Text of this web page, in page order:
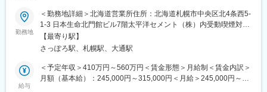
だきます。
▽独り立ち
徐々にお客様を引継ぎ、最終的には10～20社程をご担当いただき
ます。
※直行直帰での訪問が多く、日によっては15時頃に退勤すること
もございます。
■業務概要：
生コン製造工場を訪問し、コンクリートの性能を高める混和剤な
どの提案、品質チェックを行います。お客様が抱える課題や悩み
に対する製品提案や現場での技術サポートを通じて、製造を下支
えするポジションです。
■業務詳細：
勤務地
＜勤務地詳細＞北海道営業所住所：北海道札幌市中央区北4条西5-
1-3 日本生命北門館ビル7階太平洋セメント（株）内受動喫煙対
策：屋内全面禁煙変更の範囲：会社の定める事業所
【最寄り駅】
さっぽろ駅、札幌駅、大通駅
給与
＜予定年収＞410万円～560万円＜賃金形態＞月給制＜賃金内訳＞
月額（基本給）：245,000円～315,000円＜月給＞245,000円～